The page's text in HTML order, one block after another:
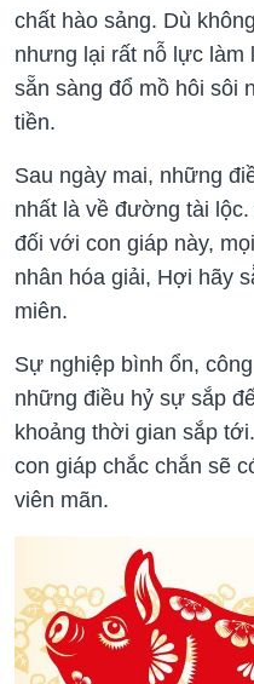
chất hào sảng. Dù
nhưng lại rất nỗ lực làm
sẵn sàng đổ mồ hôi sôi
tiền.
Sau ngày mai, những
nhất là về đường tài
đối với con giáp này,
nhân hóa giải, Hợi hãy
miên.
Sự nghiệp bình ổn,
những điều hỷ sự sắp
khoảng thời gian sắp
con giáp chắc chắn sẽ
viên mãn.